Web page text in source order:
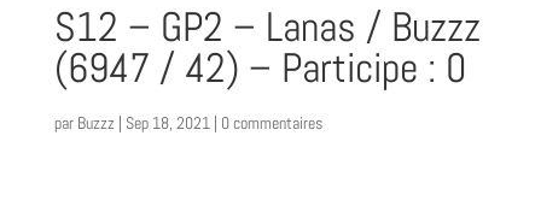
S12 – GP2 – Lanas / Buzzz
(6947 / 42) – Participe : 0
par Buzzz| Sep 18, 2021| 0 commentaires